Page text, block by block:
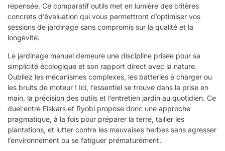
repensée. Ce comparatif outils met en lumière des critères
concrets d’évaluation qui vous permettront d’optimiser vos
sessions de jardinage sans compromis sur la qualité et la
longévité.
Le jardinage manuel demeure une discipline prisée pour sa
simplicité écologique et son rapport direct avec la nature.
Oubliez les mécanismes complexes, les batteries à charger ou
les bruits de moteur ! Ici, l’essentiel se trouve dans la prise en
main, la précision des outils et l’entretien jardin au quotidien. Ce
duel entre Fiskars et Ryobi propose donc une approche
pragmatique, à la fois pour préparer la terre, tailler les
plantations, et lutter contre les mauvaises herbes sans agresser
l’environnement ou se fatiguer prématurément.